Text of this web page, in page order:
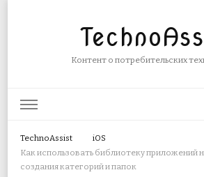
Контент о потребительских
TechnoAssist
iOS
Как использовать библиотеку приложений
создания категорий и папок